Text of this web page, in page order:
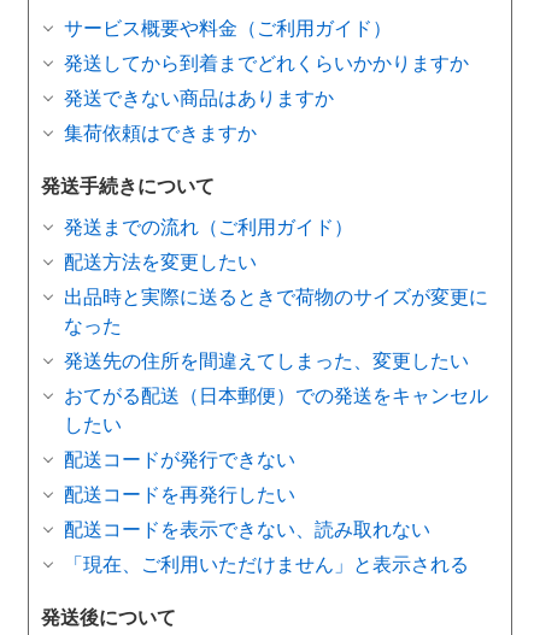
サービス概要や料金（ご利用ガイド）
発送してから到着までどれくらいかかりますか
発送できない商品はありますか
集荷依頼はできますか
発送手続きについて
発送までの流れ（ご利用ガイド）
配送方法を変更したい
出品時と実際に送るときで荷物のサイズが変更に
なった
発送先の住所を間違えてしまった、変更したい
おてがる配送（日本郵便）での発送をキャンセル
したい
配送コードが発行できない
配送コードを再発行したい
配送コードを表示できない、読み取れない
「現在、ご利用いただけません」と表示される
発送後について